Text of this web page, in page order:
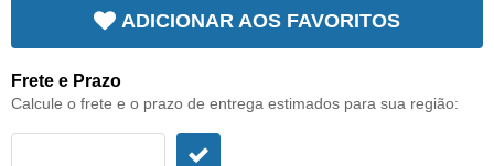
ADICIONAR AOS FAVORITOS
Frete e Prazo
Calcule o frete e o prazo de entrega estimados para sua região: